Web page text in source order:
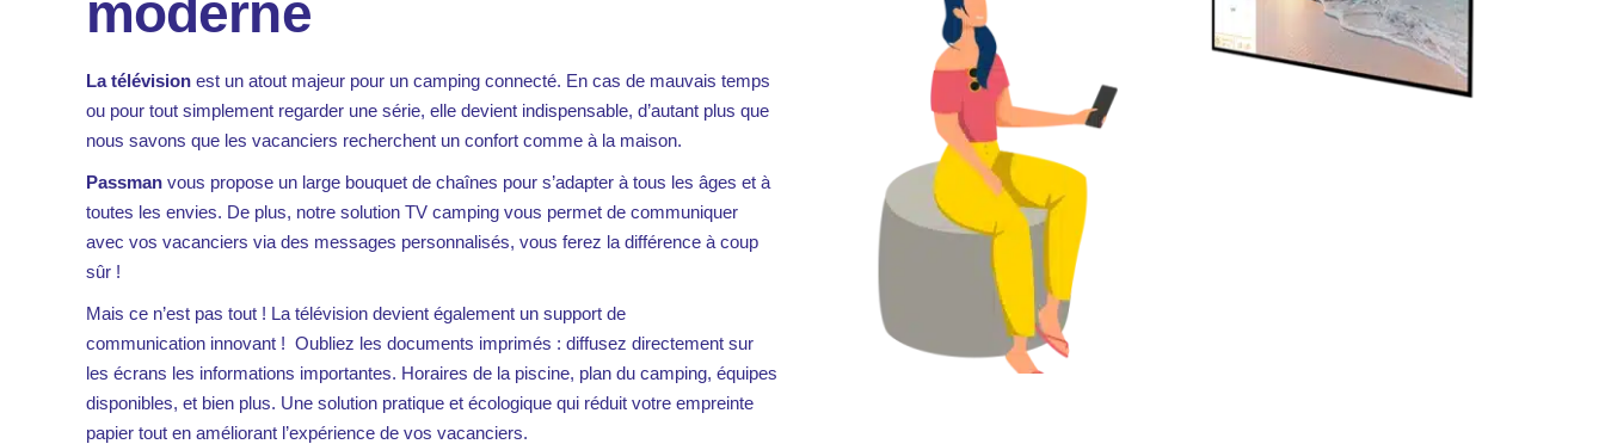
moderne
La télévision est un atout majeur pour un camping connecté. En cas de mauvais temps
ou pour tout simplement regarder une série, elle devient indispensable, d’autant plus que
nous savons que les vacanciers recherchent un confort comme à la maison.
Passman vous propose un large bouquet de chaînes pour s’adapter à tous les âges et à
toutes les envies. De plus, notre solution TV camping vous permet de communiquer
avec vos vacanciers via des messages personnalisés, vous ferez la différence à coup
sûr !
Mais ce n’est pas tout ! La télévision devient également un support de
communication innovant ! Oubliez les documents imprimés : diffusez directement sur
les écrans les informations importantes. Horaires de la piscine, plan du camping, équipes
disponibles, et bien plus. Une solution pratique et écologique qui réduit votre empreinte
papier tout en améliorant l’expérience de vos vacanciers.